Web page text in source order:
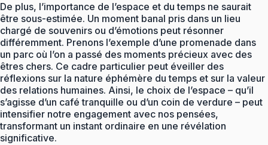
De plus, l’importance de l’espace et du temps ne saurait
être sous-estimée. Un moment banal pris dans un lieu
chargé de souvenirs ou d’émotions peut résonner
différemment. Prenons l’exemple d’une promenade dans
un parc où l’on a passé des moments précieux avec des
êtres chers. Ce cadre particulier peut éveiller des
réflexions sur la nature éphémère du temps et sur la valeur
des relations humaines. Ainsi, le choix de l’espace – qu’il
s’agisse d’un café tranquille ou d’un coin de verdure – peut
intensifier notre engagement avec nos pensées,
transformant un instant ordinaire en une révélation
significative.